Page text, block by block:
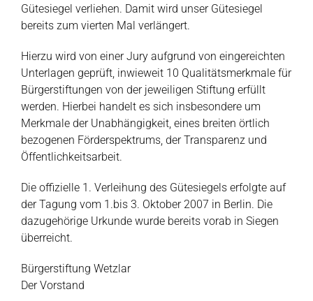
Gütesiegel verliehen. Damit wird unser Gütesiegel
bereits zum vierten Mal verlängert.
Hierzu wird von einer Jury aufgrund von eingereichten
Unterlagen geprüft, inwieweit 10 Qualitätsmerkmale für
Bürgerstiftungen von der jeweiligen Stiftung erfüllt
werden. Hierbei handelt es sich insbesondere um
Merkmale der Unabhängigkeit, eines breiten örtlich
bezogenen Förderspektrums, der Transparenz und
Öffentlichkeitsarbeit.
Die offizielle 1. Verleihung des Gütesiegels erfolgte auf
der Tagung vom 1.bis 3. Oktober 2007 in Berlin. Die
dazugehörige Urkunde wurde bereits vorab in Siegen
überreicht.
Bürgerstiftung Wetzlar
Der Vorstand